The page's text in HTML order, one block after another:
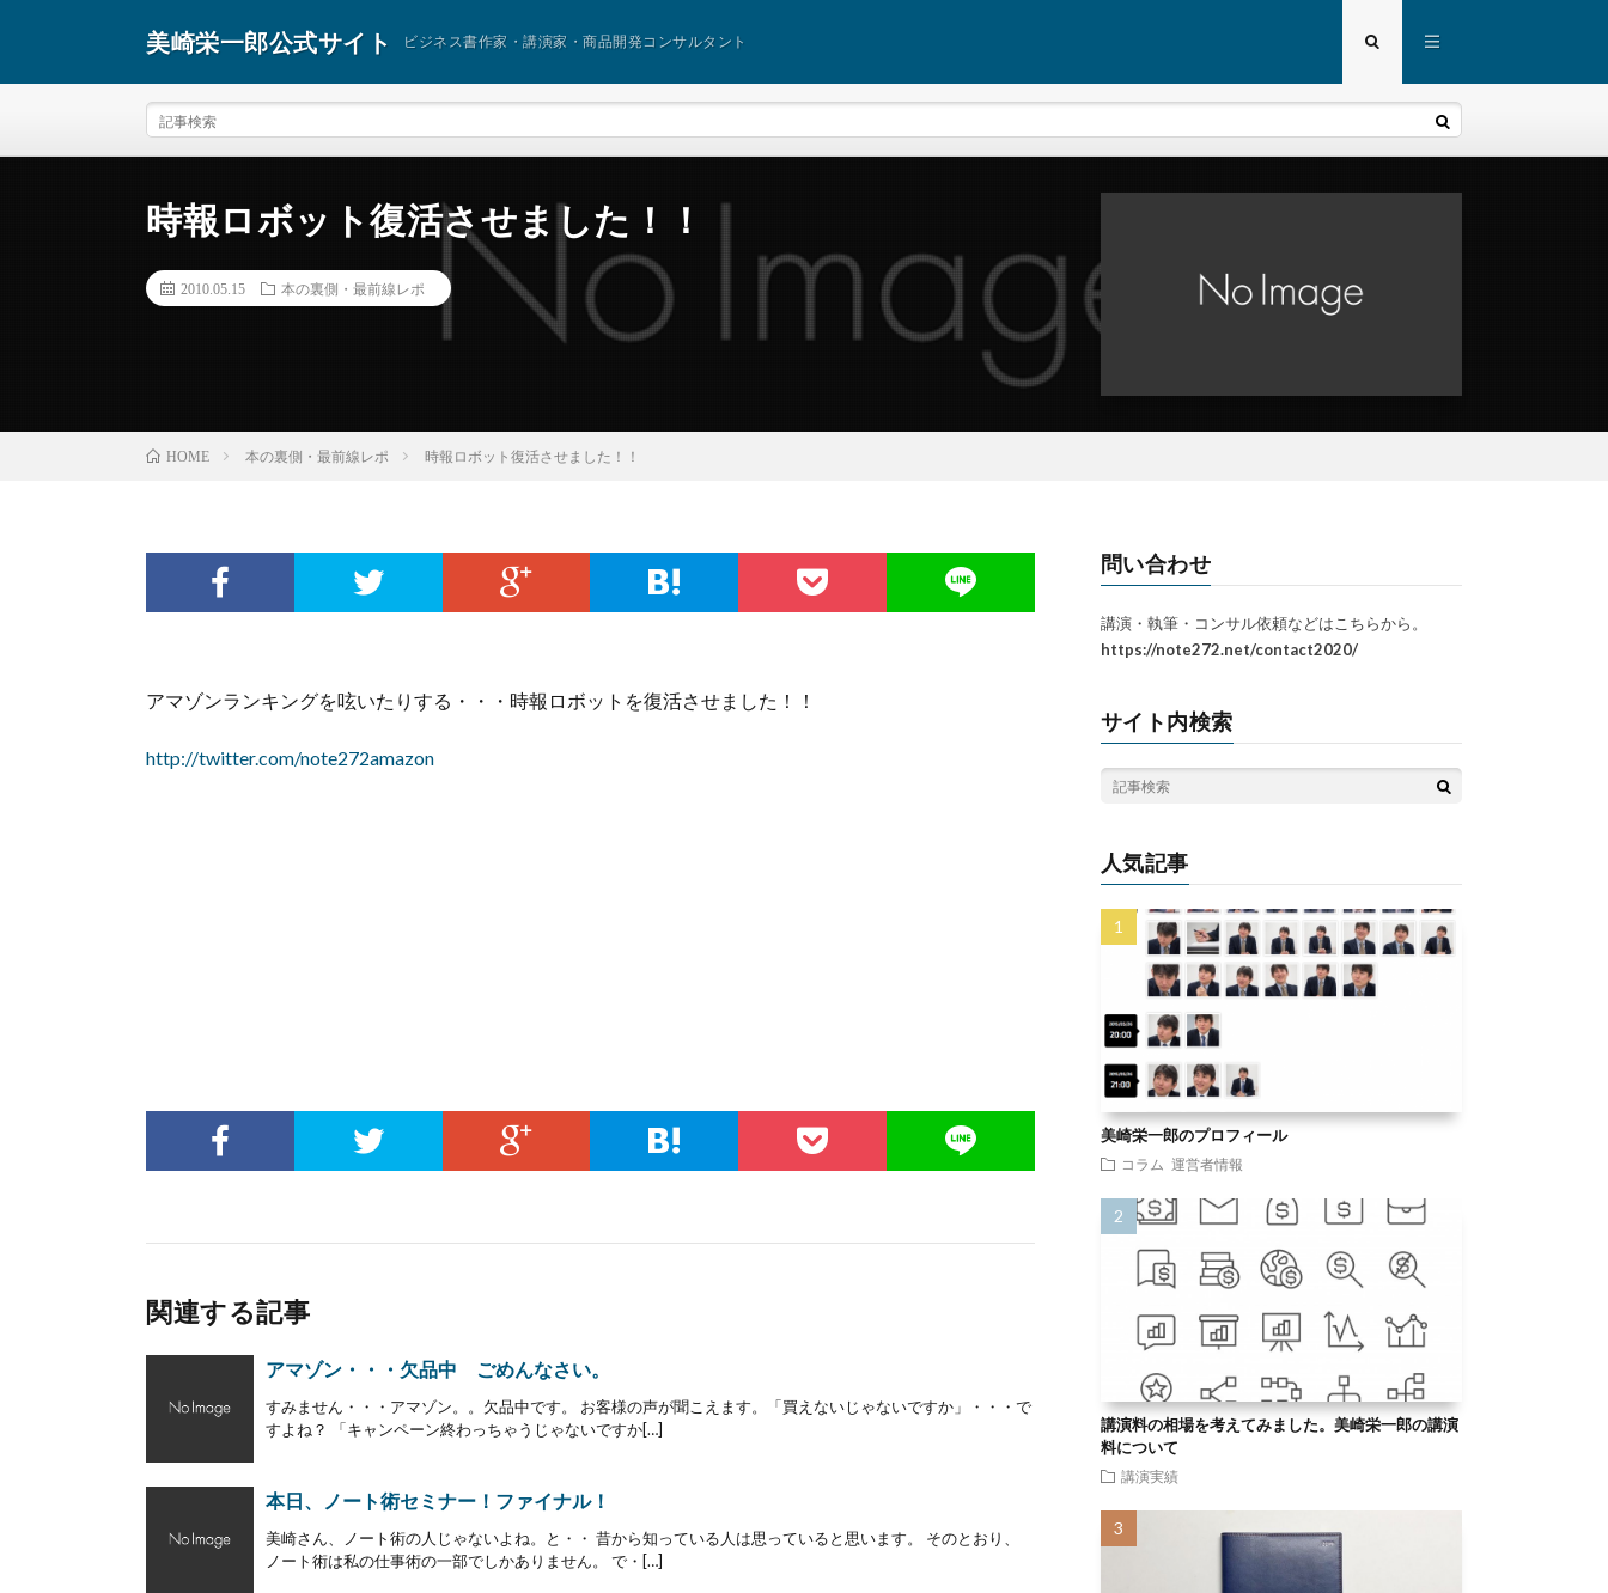
美崎栄一郎公式サイト ビジネス書作家・講演家・商品開発コンサルタント
時報ロボット復活させました！！
2010.05.15 本の裏側・最前線レポ
HOME 本の裏側・最前線レポ 時報ロボット復活させました！！
アマゾンランキングを呟いたりする・・・時報ロボットを復活させました！！
http://twitter.com/note272amazon
関連する記事
アマゾン・・・欠品中 ごめんなさい。
すみません・・・アマゾン。。欠品中です。 お客様の声が聞こえます。「買えないじゃないですか」・・・で
すよね？ 「キャンペーン終わっちゃうじゃないですか[…]
本日、ノート術セミナー！ファイナル！
美崎さん、ノート術の人じゃないよね。と・・ 昔から知っている人は思っていると思います。 そのとおり、
ノート術は私の仕事術の一部でしかありません。 で・[…]
問い合わせ
講演・執筆・コンサル依頼などはこちらから。
https://note272.net/contact2020/
サイト内検索
人気記事
美崎栄一郎のプロフィール
コラム 運営者情報
講演料の相場を考えてみました。美崎栄一郎の講演
料について
講演実績